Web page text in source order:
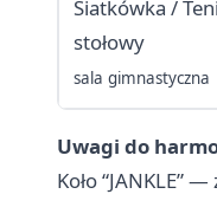
Siatkówka /
stołowy
sala gimnastyczna
Uwagi do
Koło “JANKLE”